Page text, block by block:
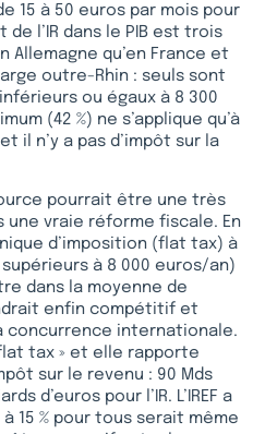
15 à 50 euros par mois pour
l’IR dans le PIB est trois
qu’en France et
outre-Rhin : seuls sont
ou égaux à 8 300
(42 %) ne s’applique qu’à
il n’y a pas d’impôt sur la
pourrait être une très
une vraie réforme fiscale. En
d’imposition (flat tax) à
supérieurs à 8 000 euros/an)
dans la moyenne de
enfin compétitif et
concurrence internationale.
flat tax » et elle rapporte
sur le revenu : 90 Mds
d’euros pour l’IR. L’IREF a
à 15 % pour tous serait même